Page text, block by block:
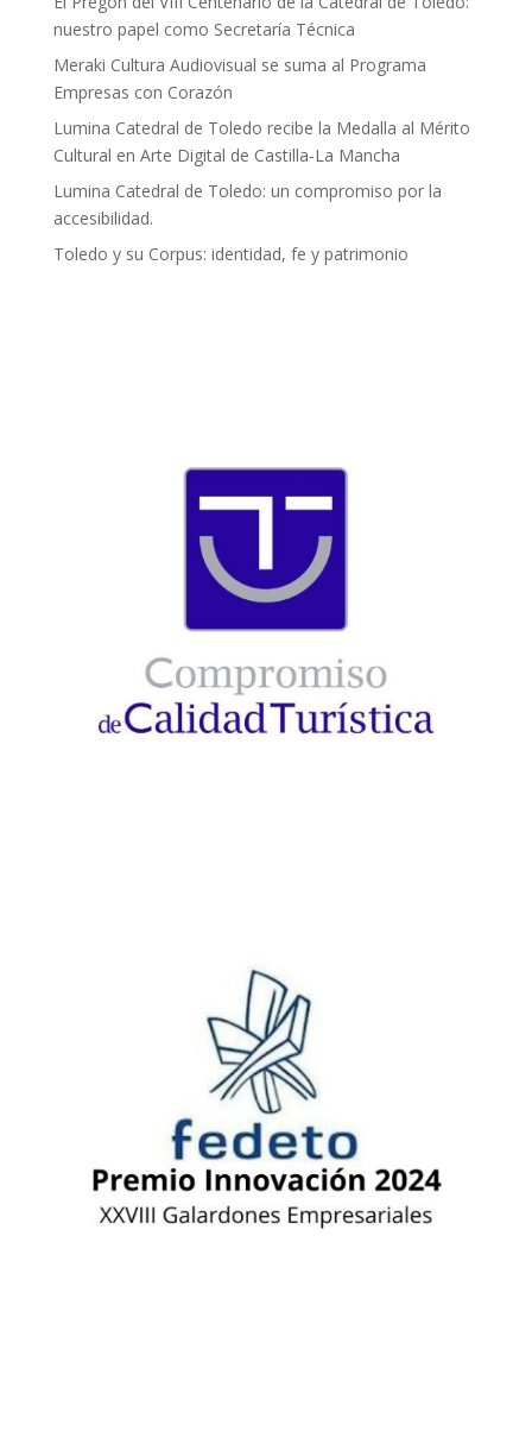
nuestro papel como Secretaría Técnica
Meraki Cultura Audiovisual se suma al Programa
Empresas con Corazón
Lumina Catedral de Toledo recibe la Medalla al Mérito
Cultural en Arte Digital de Castilla-La Mancha
Lumina Catedral de Toledo: un compromiso por la
accesibilidad.
Toledo y su Corpus: identidad, fe y patrimonio